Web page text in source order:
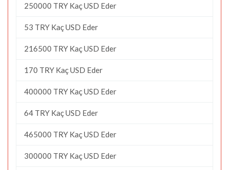
250000 TRY Kaç USD Eder
53 TRY Kaç USD Eder
216500 TRY Kaç USD Eder
170 TRY Kaç USD Eder
400000 TRY Kaç USD Eder
64 TRY Kaç USD Eder
465000 TRY Kaç USD Eder
300000 TRY Kaç USD Eder